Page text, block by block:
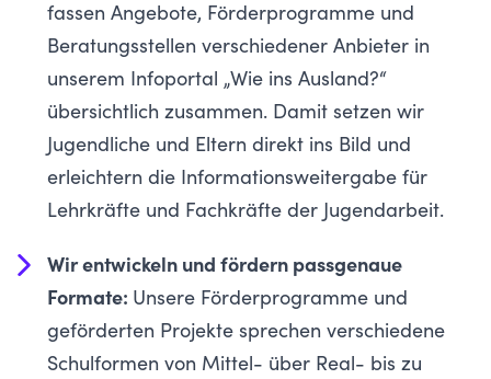
fassen Angebote, Förderprogramme und
Beratungsstellen verschiedener Anbieter in
unserem Infoportal „Wie ins Ausland?“
übersichtlich zusammen.Damit setzen wir
Jugendliche und Eltern direkt ins Bild und
erleichtern die Informationsweitergabe für
Lehrkräfte und Fachkräfte der Jugendarbeit.
Wir entwickeln und fördern passgenaue
Formate: Unsere Förderprogramme und
geförderten Projekte sprechen verschiedene
Schulformen von Mittel- über Real- bis zu